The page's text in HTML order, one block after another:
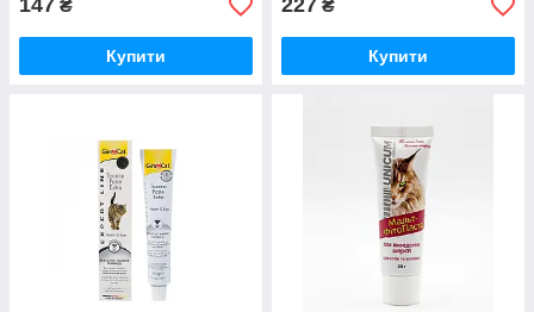
147 ₴
Купити
227 ₴
Купити